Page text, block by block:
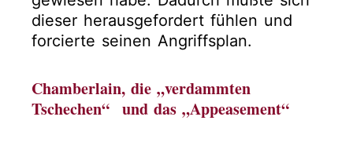
dieser herausgefordert fühlen und
forcierte seinen Angriffsplan.
Chamberlain, die „verdammten
Tschechen“ und das „Appeasement“